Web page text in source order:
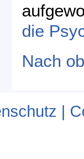
die
Nach
|